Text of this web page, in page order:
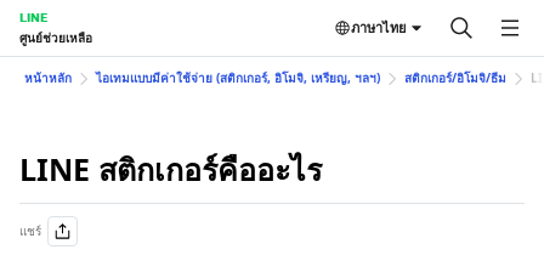
LINE
ศูนย์ช่วยเหลือ
ภาษาไทย
หน้าหลัก ไอเทมแบบมีค่าใช้จ่าย (สติกเกอร์, อิโมจิ, เหรียญ, ฯลฯ) สติกเกอร์/อิโมจิ/ธีม
LINE สติกเกอร์คืออะไร
แชร์